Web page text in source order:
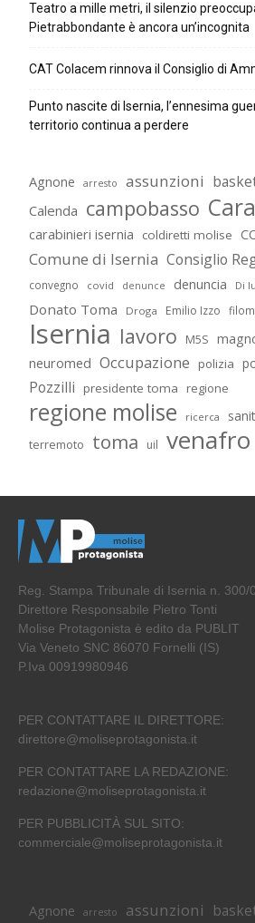
Teatro a mille metri, il silenzio
Pietrabbondante è ancora un’incognita
CAT Colacem rinnova il Consiglio di
Punto nascite di Isernia, l’ennesima
territorio continua a perdere
Agnone arresto assunzioni
Calenda campobasso
carabinieri isernia coldiretti molise
Comune di Isernia Consiglio
convegno covid denunce denuncia Di
Donato Toma Droga Emilio Izzo
Isernia lavoro M5S
neuromed Occupazione polizia
Pozzilli presidente toma regione
regione molise ricerca
terremoto toma uil venafro
Reg. Stampa Tribunale di Isernia n. 300/
Direttore Responsabile Pietro Tonti
Molise Protagonista è edito da PUBLIT
Via Veneto SNC 86070 Fornelli (IS)
P.Iva 00919980946
PER CONTATTARE IL DIRETTORE:
direttore@moliseprotagonista.it
PER CONTATTARE LA REDAZIONE:
redazione@moliseprotagonista.it
PER PUBBLICITÀ SUL SITO:
commerciale@moliseprotagonista.it
Agnone arresto assunzioni